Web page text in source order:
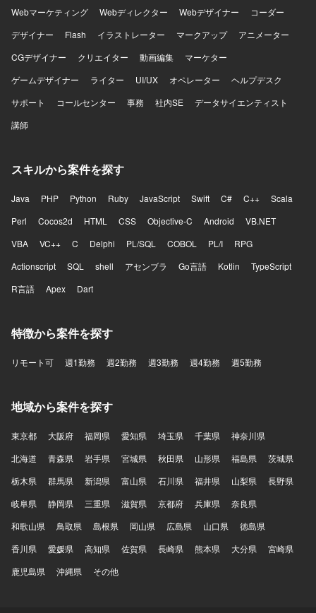
Webマーケティング
Webディレクター Webデザイナー
コーダー
デザイナー
Flash イラストレーター マークアップ
アニメーター
CGデザイナー
クリエイター 動画編集
マーケター
ゲームデザイナー
ライター UI/UX オペレーター
ヘルプデスク
サポート
コールセンター 事務 社内SE
データサイエンティスト
講師
スキルから案件を探す
Java PHP Python Ruby JavaScript Swift C# C++
Scala
Perl
Cocos2d HTML CSS Objective-C Android
VB.NET
VBA
VC++ C Delphi PL/SQL COBOL PL/I
RPG
Actionscript
SQL shell アセンブラ Go言語 Kotlin
TypeScript
R言語
Apex Dart
特徴から案件を探す
リモート可 週1勤務 週2勤務 週3勤務 週4勤務 週5勤務
地域から案件を探す
東京都 大阪府 福岡県 愛知県 埼玉県 千葉県
神奈川県
北海道
青森県 岩手県 宮城県 秋田県 山形県 福島県
茨城県
栃木県
群馬県 新潟県 富山県 石川県 福井県 山梨県
長野県
岐阜県
静岡県 三重県 滋賀県 京都府 兵庫県
奈良県
和歌山県
鳥取県 島根県 岡山県 広島県 山口県
徳島県
香川県
愛媛県 高知県 佐賀県 長崎県 熊本県 大分県
宮崎県
鹿児島県
沖縄県 その他